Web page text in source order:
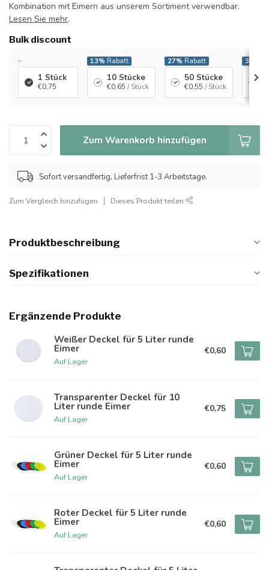
Kombination mit Eimern aus unserem Sortiment verwendbar.
Lesen Sie mehr.
Bulk discount
-
1 Stück
€0,75
13% Rabatt
10 Stücke
€0,65 / Stück
27% Rabatt
50 Stücke
€0,55 / Stück
33%
Zum Warenkorb hinzufügen
Sofort versandfertig, Lieferfrist 1-3 Arbeitstage.
Zum Vergleich hinzufügen Dieses Produkt teilen
Produktbeschreibung
Spezifikationen
Ergänzende Produkte
Weißer Deckel für 5 Liter runde
Eimer
Auf Lager
€0,60
Transparenter Deckel für 10
Liter runde Eimer
Auf Lager
€0,75
Grüner Deckel für 5 Liter runde
Eimer
Auf Lager
€0,60
Roter Deckel für 5 Liter runde
Eimer
Auf Lager
€0,60